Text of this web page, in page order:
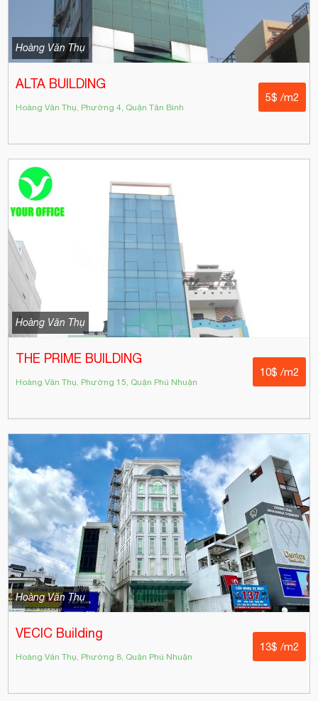
Hoàng Văn Thụ
ALTA BUILDING
Hoàng Văn Thụ, Phường 4, Quận Tân Bình
5$ /m2
Hoàng Văn Thụ
THE PRIME BUILDING
Hoàng Văn Thụ, Phường 15, Quận Phú Nhuận
10$ /m2
Hoàng Văn Thụ
VECIC Building
Hoàng Văn Thụ, Phường 8, Quận Phú Nhuận
13$ /m2